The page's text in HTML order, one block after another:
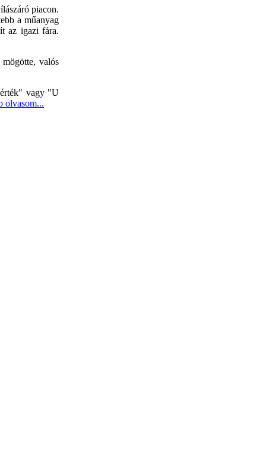
piacon.
a műanyag
az igazi fára.
valós
vagy "U
olvasom...